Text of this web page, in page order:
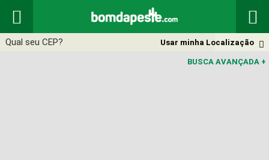
 

Usar minha Localização
BUSCA AVANÇADA +